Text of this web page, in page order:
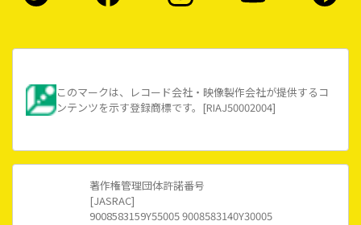
このマークは、レコード会社・映像製作会社が提供するコ
ンテンツを示す登録商標です。[RIAJ50002004]
著作権管理団体許諾番号
[JASRAC]
9008583159Y55005 9008583140Y30005